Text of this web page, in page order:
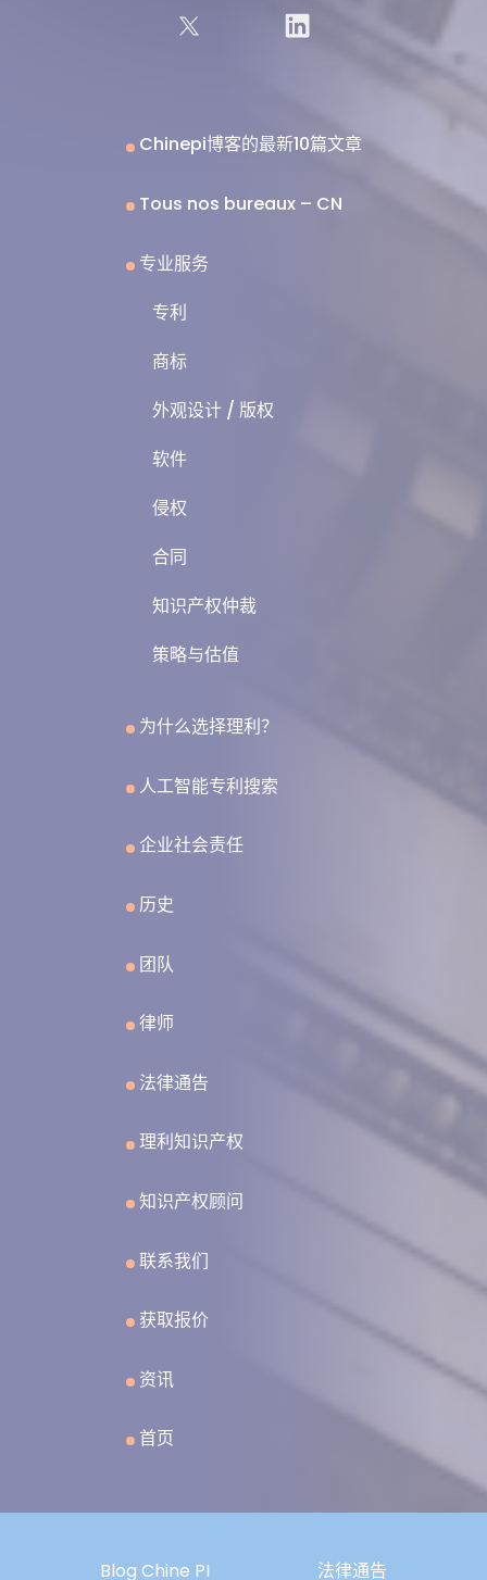
Chinepi博客的最新10篇文章
Tous nos bureaux – CN
专业服务
专利
商标
外观设计 / 版权
软件
侵权
合同
知识产权仲裁
策略与估值
为什么选择理利？
人工智能专利搜索
企业社会责任
历史
团队
律师
法律通告
理利知识产权
知识产权顾问
联系我们
获取报价
资讯
首页
Blog Chine PI 法律通告